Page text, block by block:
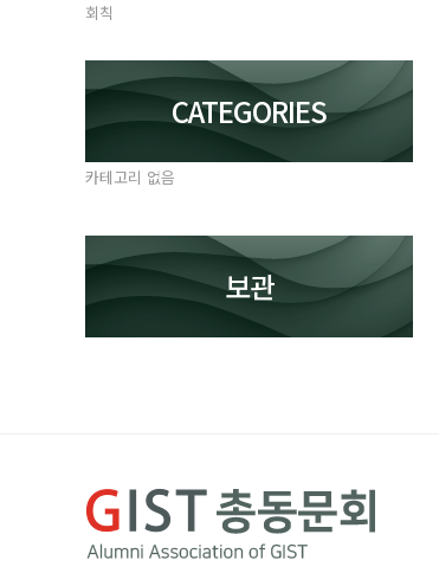
회칙
CATEGORIES
카테고리 없음
보관